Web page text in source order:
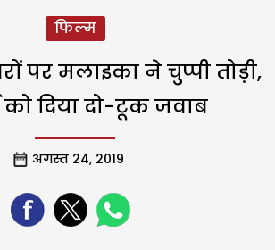
फिल्म
पर मलाइका ने चुप्पी तोड़ी,
को दिया दो-टूक जवाब
अगस्त 24, 2019